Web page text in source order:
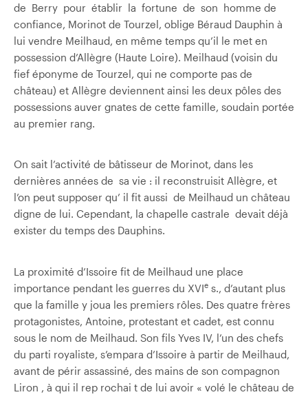
de Berry pour établir la fortune de son homme de
confiance, Morinot de Tourzel, oblige Béraud Dauphin à
lui vendre Meilhaud, en même temps qu’il le met en
possession d’Allègre (Haute­ Loire). Meilhaud (voisin du
fief éponyme de Tourzel, qui ne comporte pas de
château) et Allègre deviennent ainsi les deux pôles des
possessions auver­ gnates de cette famille, soudain portée
au premier rang.
On sait l’activité de bâtisseur de Morinot, dans les
dernières années de sa vie : il reconstruisit Allègre, et
l’on peut supposer qu’ il fit aussi de Meilhaud un château
digne de lui. Cependant, la chapelle castrale devait déjà
exister du temps des Dauphins.
La proximité d’Issoire fit de Meilhaud une place
importance pendant les guerres du XVIe s., d’autant plus
que la famille y joua les premiers rôles. Des quatre frères
protagonistes, Antoine, protestant et cadet, est connu
sous le nom de Meilhaud. Son fils Yves IV, l’un des chefs
du parti royaliste, s’empara d’Issoire à partir de Meilhaud,
avant de périr assassiné, des mains de son compagnon
Liron , à qui il rep rochai t de lui avoir « volé le château de